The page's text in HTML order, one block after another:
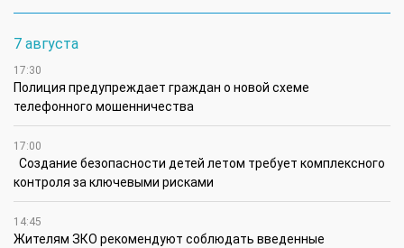
7 августа
17:30
Полиция предупреждает граждан о новой схеме
телефонного мошенничества
17:00
Создание безопасности детей летом требует комплексного
контроля за ключевыми рисками
14:45
Жителям ЗКО рекомендуют соблюдать введенные